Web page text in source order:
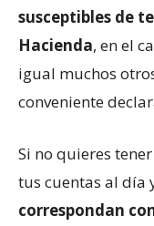
susceptibles de
Hacienda, en el
igual muchos
conveniente
Si no quieres
tus cuentas al día
correspondan